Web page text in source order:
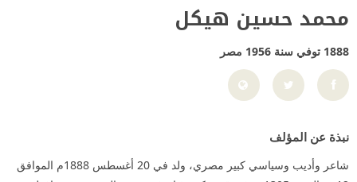
محمد حسين هيكل
1888 توفي سنة 1956 مصر
نبذة عن المؤلف
شاعر وأديب وسياسي كبير مصري، ولد في 20 أغسطس 1888م الموافق